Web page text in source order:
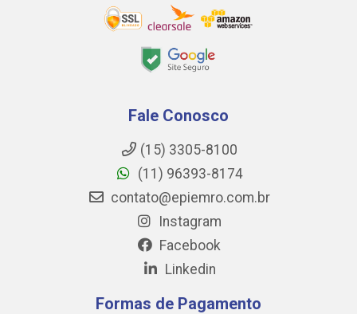
Fale Conosco
(15) 3305-8100
(11) 96393-8174
contato@epiemro.com.br
Instagram
Facebook
Linkedin
Formas de Pagamento